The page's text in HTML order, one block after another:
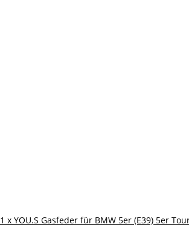
1 x YOU.S Gasfeder für BMW 5er (E39) 5er